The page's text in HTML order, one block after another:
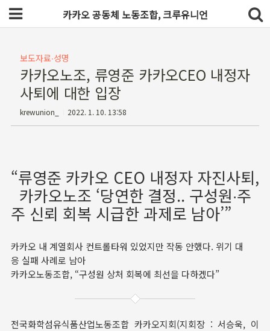
카카오 공동체 노동조합, 크루유니언
보도자료∙성명
카카오노조, 류영준 카카오CEO 내정자
사퇴에 대한 입장
krewunion_ 2022. 1. 10. 13:58
“류영준 카카오 CEO 내정자 자진사퇴,
카카오노조 ‘당연한 결정.. 구성원∙주
주 신뢰 회복 시급한 과제로 남아’”
카카오 내 계열회사 컨트롤타워 있었지만 작동 안했다. 위기 대
응 실패 사례로 남아
카카오노동조합, “구성원 상처 회복에 최선을 다하겠다”
전국화학섬유식품산업노동조합 카카오지회(지회장 : 서승욱, 이